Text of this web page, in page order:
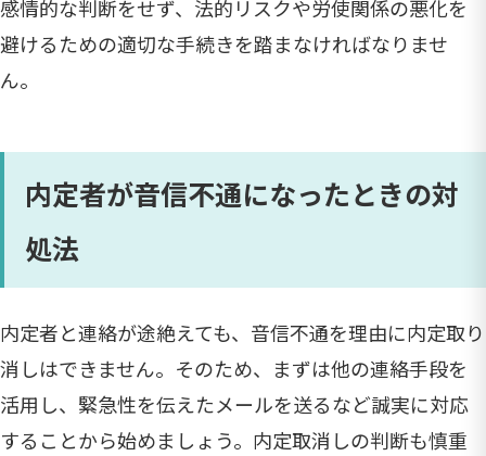
感情的な判断をせず、法的リスクや労使関係の悪化を
避けるための適切な手続きを踏まなければなりませ
ん。
内定者が音信不通になったときの対
処法
内定者と連絡が途絶えても、音信不通を理由に内定取り
消しはできません。そのため、まずは他の連絡手段を
活用し、緊急性を伝えたメールを送るなど誠実に対応
することから始めましょう。内定取消しの判断も慎重